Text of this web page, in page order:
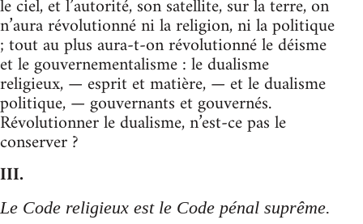
le ciel, et l’autorité, son satellite, sur la terre, on
n’aura révolutionné ni la religion, ni la politique
; tout au plus aura-t-on révolutionné le déisme
et le gouvernementalisme : le dualisme
religieux, — esprit et matière, — et le dualisme
politique, — gouvernants et gouvernés.
Révolutionner le dualisme, n’est-ce pas le
conserver ?
III.
Le Code religieux est le Code pénal suprême.